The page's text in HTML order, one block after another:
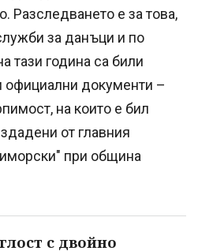
Разследването е за това,
за данъци и по
тази година са били
официални документи –
на които е бил
от главния
при община
с двойно